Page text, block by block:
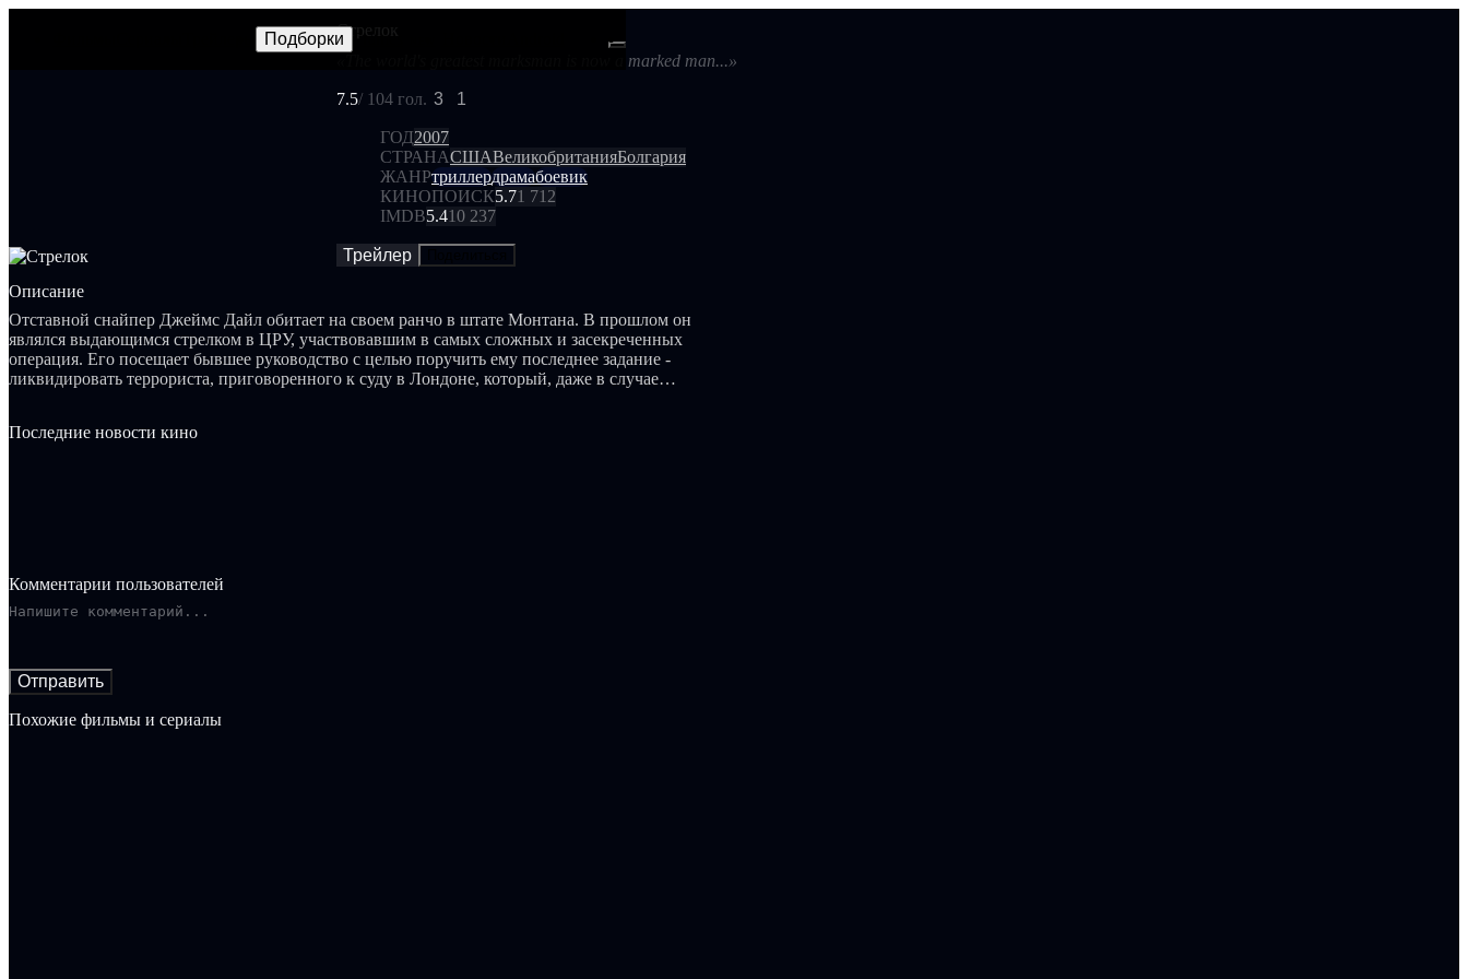
Подборки Frames
Стрелок
«The world's greatest marksman is now a marked man...»
7.5/ 104 гол. 3 1
ГОД2007
СТРАНАСШАВеликобританияБолгария
ЖАНРтриллердрамабоевик
КИНОПОИСК5.71 712
IMDB5.410 237
Трейлер
Описание
Отставной снайпер Джеймс Дайл обитает на своем ранчо в штате Монтана. В прошлом он
являлся выдающимся стрелком в ЦРУ, участвовавшим в самых сложных и засекреченных
операция. Его посещает бывшее руководство с целью поручить ему последнее задание -
ликвидировать террориста, приговоренного к суду в Лондоне, который, даже в случае
так как цена неудачи в этой игре - жизнь самого Дайла.
Последние новости кино
Комментарии пользователей
Отправить
Похожие фильмы и сериалы